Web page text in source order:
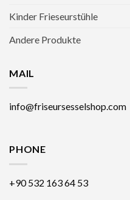
Kinder Frieseurstühle
Andere Produkte
MAIL
info@friseursesselshop.com
PHONE
+90 532 163 64 53